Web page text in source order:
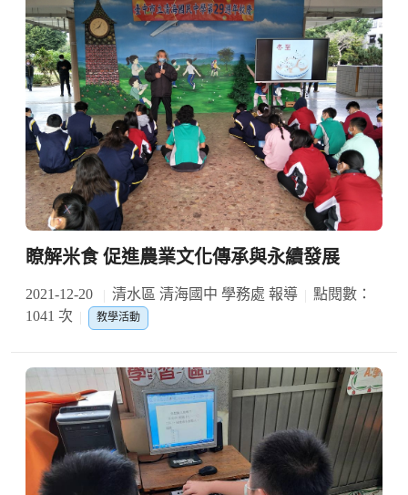
瞭解米食 促進農業文化傳承與永續發展
2021-12-20 清水區 清海國中 學務處 報導
點閱數：
1041 次
教學活動